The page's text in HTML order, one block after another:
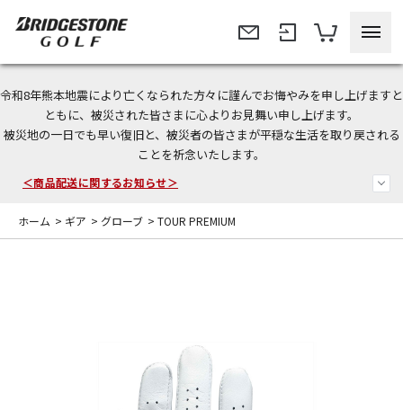
令和8年熊本地震により亡くなられた方々に謹んでお悔やみを申し上げますと
ともに、被災された皆さまに心よりお見舞い申し上げます。
被災地の一日でも早い復旧と、被災者の皆さまが平穏な生活を取り戻される
ことを祈念いたします。
＜夏季休暇中のご注文・発送・お問い合わせ＞
今なら新規会員登録で1,000円OFFクーポンプレゼント！
＜商品配送に関するお知らせ＞
ホーム > ギア > グローブ > TOUR PREMIUM